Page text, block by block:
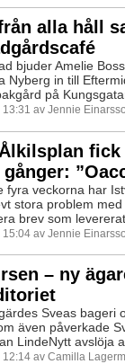
alla håll
bjuder Amelie
Nyberg in till
på
av Jennie
fick
fyra veckorna har
stora problem
brev som
av Jennie
– ny
Sveas bageri
även påverkade
LindeNytt avslöja
av Camilla